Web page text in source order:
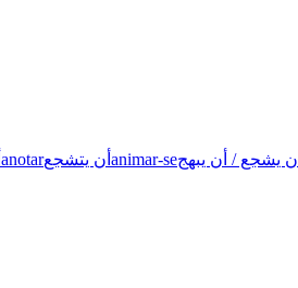
أن يشجع / أن يبهجanimar-se أن يتشجعanotar